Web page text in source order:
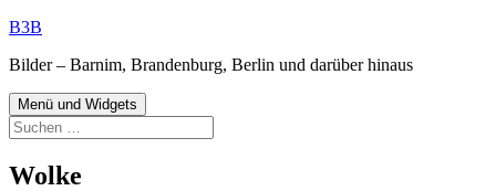
Zum
springen
B3B
Bilder – Barnim, Brandenburg, Berlin und darüber hinaus
Menü und Widgets
Suchen
nach:
Wolke